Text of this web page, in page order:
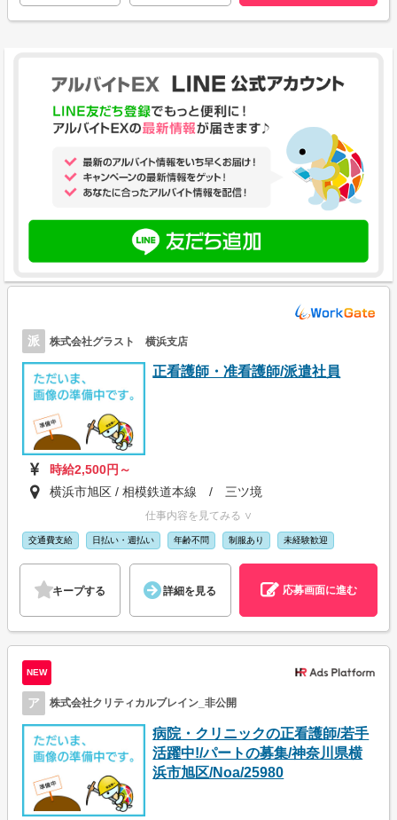
派 株式会社グラスト 横浜支店
正看護師・准看護師/派遣社員
時給2,500円～
横浜市旭区 / 相模鉄道本線 / 三ツ境
仕事内容を見てみる ∨
交通費支給 日払い・週払い 年齢不問 制服あり 未経験歓迎
キープする 詳細を見る 応募画面に進む
NEW
ア 株式会社クリティカルブレイン_非公開
病院・クリニックの正看護師/若手
活躍中!/パートの募集/神奈川県横
浜市旭区/Noa/25980